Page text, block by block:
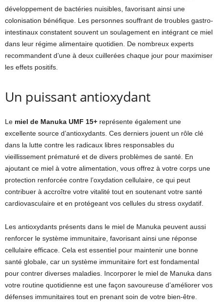
développement de bactéries nuisibles, favorisant ainsi une
colonisation bénéfique. Les personnes souffrant de troubles gastro-
intestinaux constatent souvent un soulagement en intégrant ce miel
dans leur régime alimentaire quotidien. De nombreux experts
recommandent d’une à deux cuillerées chaque jour pour maximiser
les effets positifs.
Un puissant antioxydant
Le miel de Manuka UMF 15+ représente également une
excellente source d’antioxydants. Ces derniers jouent un rôle clé
dans la lutte contre les radicaux libres responsables du
vieillissement prématuré et de divers problèmes de santé. En
ajoutant ce miel à votre alimentation, vous offrez à votre corps une
protection renforcée contre l’oxydation cellulaire, ce qui peut
contribuer à accroître votre vitalité tout en soutenant votre santé
cardiovasculaire et en protégeant vos cellules du stress oxydatif.
Les antioxydants présents dans le miel de Manuka peuvent aussi
renforcer le système immunitaire, favorisant ainsi une réponse
cellulaire efficace. Cela est essentiel pour maintenir une bonne
santé globale, car un système immunitaire fort est fondamental
pour contrer diverses maladies. Incorporer le miel de Manuka dans
votre routine quotidienne est une façon savoureuse d’améliorer vos
défenses immunitaires tout en prenant soin de votre bien-être.